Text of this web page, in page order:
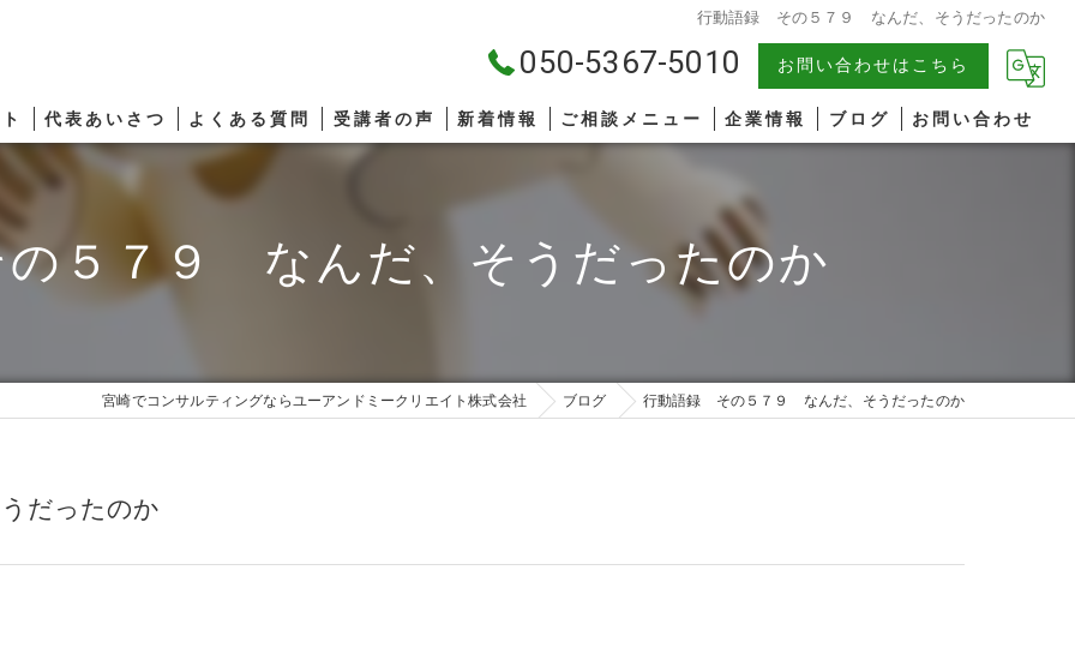
行動語録 その５７９ なんだ、そうだったのか
050-5367-5010 お問い合わせはこちら
代表あいさつ よくある質問 受講者の声 新着情報 ご相談メニュー
AIコンサルティング
ファシリテーション
企業情報
著書一覧
ブログ お問い合わせ
５７９ なんだ、そうだったのか
宮崎でコンサルティングならユーアンドミークリエイト株式会社 ブログ 行動語録 その５７９ なんだ、そうだったのか
だったのか